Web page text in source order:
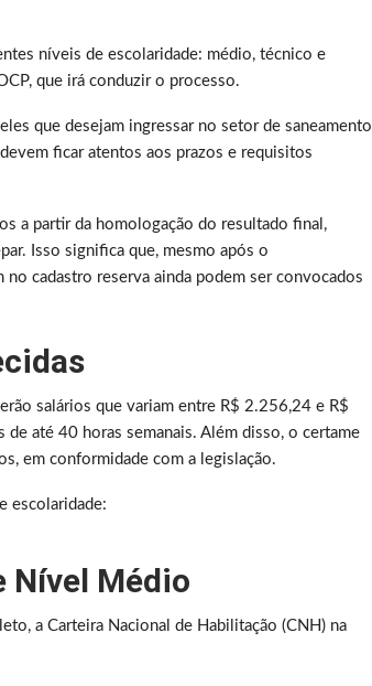
níveis de escolaridade: médio, técnico e
que irá conduzir o processo.
que desejam ingressar no setor de saneamento
ficar atentos aos prazos e requisitos
a partir da homologação do resultado final,
Isso significa que, mesmo após o
cadastro reserva ainda podem ser convocados
salários que variam entre R$ 2.256,24 e R$
até 40 horas semanais. Além disso, o certame
em conformidade com a legislação.
escolaridade:
Nível Médio
a Carteira Nacional de Habilitação (CNH) na